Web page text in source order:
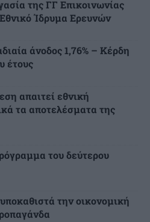
της ΓΓ Επικοινωνίας
Ίδρυμα Ερευνών
άνοδος 1,76% – Κέρδη
έτους
απαιτεί εθνική
τα αποτελέσματα της
του δεύτερου
την οικονομική